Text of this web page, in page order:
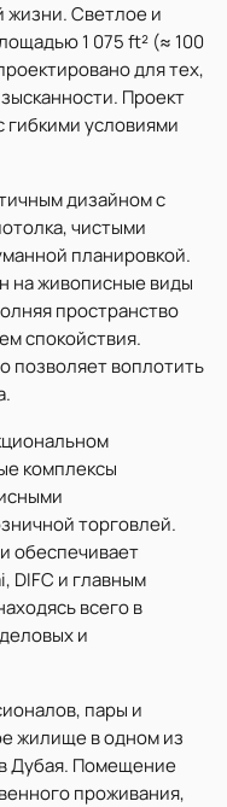
жизни. Светлое и
1 075 ft² (≈ 100
для тех,
Проект
гибкими условиями
дизайном с
чистыми
планировкой.
на живописные виды
пространство
спокойствия.
позволяет воплотить
комплексы
торговлей.
обеспечивает
DIFC и главным
всего в
и
пары и
жилище в одном из
Дубая. Помещение
проживания,